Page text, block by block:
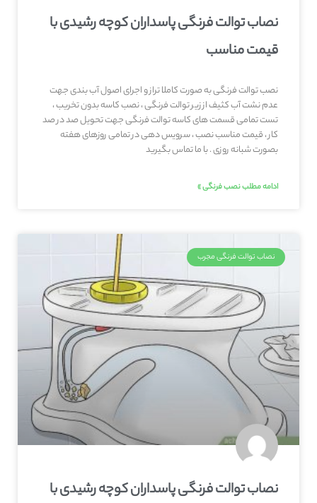
نصاب توالت فرنگی پاسداران کوچه رشیدی با
قیمت مناسب
نصب توالت فرنگی به صورت کاملا تراز و اجرای اصول آب بندی جهت
عدم نشت آب کثیف از زیر توالت فرنگی ، نصب کاسه بدون تخریب ،
تست تمامی قسمت های کاسه توالت فرنگی جهت تحویل صد در صد
کار ، قیمت مناسب نصب ، سرویس دهی در تمامی روزهای هفته
بصورت شبانه روزی . با ما تماس بگیرید
ادامه مطلب نصب فرنگی »
نصاب توالت فرنگی مجرب
نصاب توالت فرنگی پاسداران کوچه رشیدی با